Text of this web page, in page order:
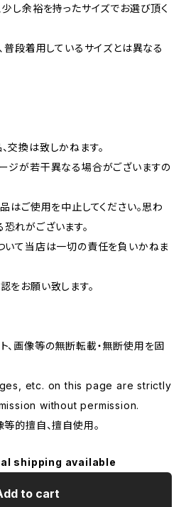
少し余裕を持ったサイズでお選び頂く
普段着用しているサイズとは異なる
交換は致しかねます。
ジが若干異なる場合がございますの
はご使用を中止してください。思わ
れがございます。
いて当店は一切の責任を負いかねま
をお願い致します。
、画像等の無断転載・無断使用を固
etc. on this page are strictly
without permission.
的擅自、擅自使用。
shipping available
to cart